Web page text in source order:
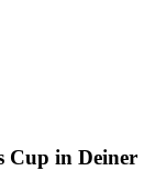
Cup in Deiner